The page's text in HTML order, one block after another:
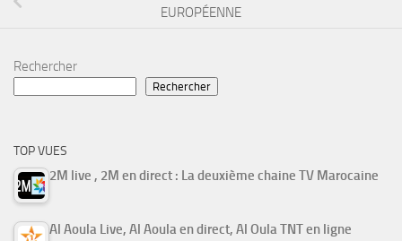
EUROPÉENNE
Rechercher
Rechercher
TOP VUES
2M live , 2M en direct : La deuxième chaine TV Marocaine
Al Aoula Live, Al Aoula en direct, Al Oula TNT en ligne